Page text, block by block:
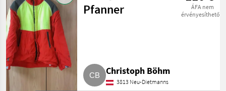
Pfanner
ÁFA nem
érvényesíthető
Christoph Böhm
3813 Neu-Dietmanns